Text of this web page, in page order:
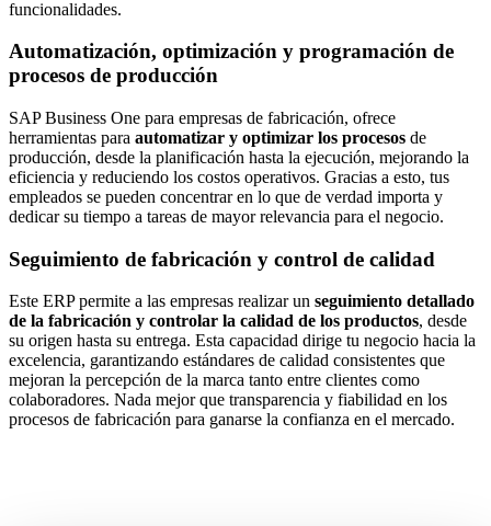
funcionalidades.
Automatización, optimización y programación de
procesos de producción
SAP Business One para empresas de fabricación, ofrece
herramientas para automatizar y optimizar los procesos de
producción, desde la planificación hasta la ejecución, mejorando la
eficiencia y reduciendo los costos operativos. Gracias a esto, tus
empleados se pueden concentrar en lo que de verdad importa y
dedicar su tiempo a tareas de mayor relevancia para el negocio.
Seguimiento de fabricación y control de calidad
Este ERP permite a las empresas realizar un seguimiento detallado
de la fabricación y controlar la calidad de los productos, desde
su origen hasta su entrega. Esta capacidad dirige tu negocio hacia la
excelencia, garantizando estándares de calidad consistentes que
mejoran la percepción de la marca tanto entre clientes como
colaboradores. Nada mejor que transparencia y fiabilidad en los
procesos de fabricación para ganarse la confianza en el mercado.